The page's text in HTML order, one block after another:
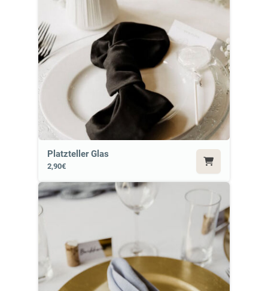
Platzteller Glas
2,90€